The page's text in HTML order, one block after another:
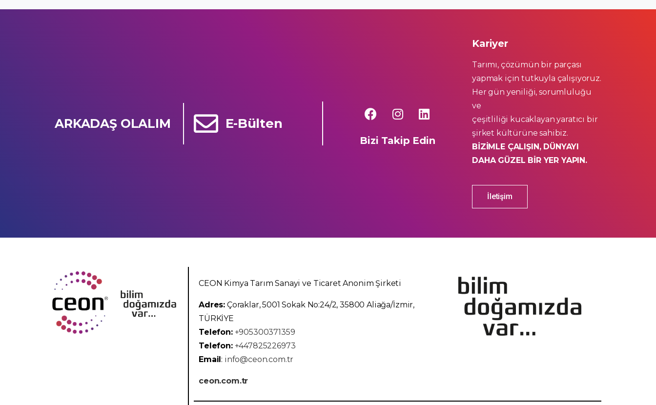
ARKADAŞ OLALIM E-Bülten
Bizi Takip Edin
Kariyer
Tarımı, çözümün bir parçası
yapmak için tutkuyla çalışıyoruz.
Her gün yeniliği, sorumluluğu
ve
çeşitliliği kucaklayan yaratıcı bir
şirket kültürüne sahibiz.
BİZİMLE ÇALIŞIN, DÜNYAYI
DAHA GÜZEL BİR YER YAPIN.
İletişim
CEON Kimya Tarım Sanayi ve Ticaret Anonim Şirketi
Adres: Çoraklar, 5001 Sokak No:24/2, 35800 Aliağa/İzmir,
TÜRKİYE
Telefon: +905300371359
Telefon: +447825226973
Email : info@ceon.com.tr
ceon.com.tr